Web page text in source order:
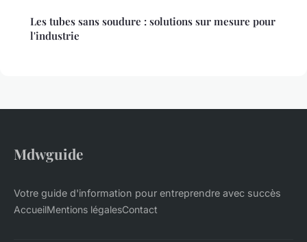
Les tubes sans soudure : solutions sur mesure pour
l'industrie
Mdwguide
Votre guide d'information pour entreprendre avec succès
AccueilMentions légalesContact